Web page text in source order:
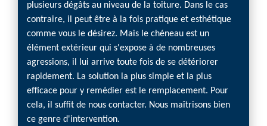
plusieurs dégâts au niveau de la toiture. Dans le cas
contraire, il peut être à la fois pratique et esthétique
comme vous le désirez. Mais le chéneau est un
élément extérieur qui s'expose à de nombreuses
agressions, il lui arrive toute fois de se détériorer
rapidement. La solution la plus simple et la plus
efficace pour y remédier est le remplacement. Pour
cela, il suffit de nous contacter. Nous maîtrisons bien
ce genre d'intervention.